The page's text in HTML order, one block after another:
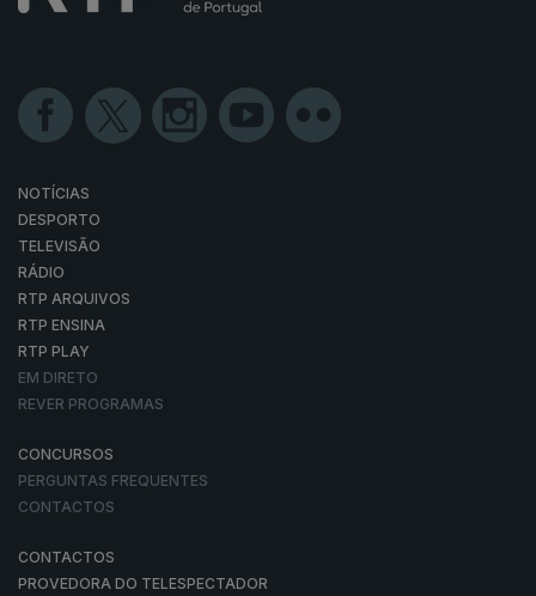
NOTÍCIAS
DESPORTO
TELEVISÃO
RÁDIO
RTP ARQUIVOS
RTP ENSINA
RTP PLAY
EM DIRETO
REVER PROGRAMAS
CONCURSOS
PERGUNTAS FREQUENTES
CONTACTOS
CONTACTOS
PROVEDORA DO TELESPECTADOR